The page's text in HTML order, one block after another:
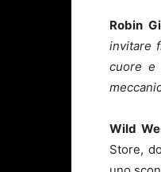
Robin
invitare
cuore e
Wild
Store,